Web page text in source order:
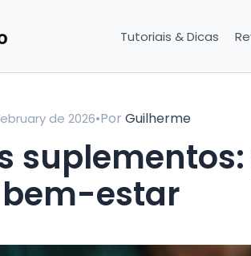
Tutoriais & Dicas
de 2026•Por Guilherme
estar